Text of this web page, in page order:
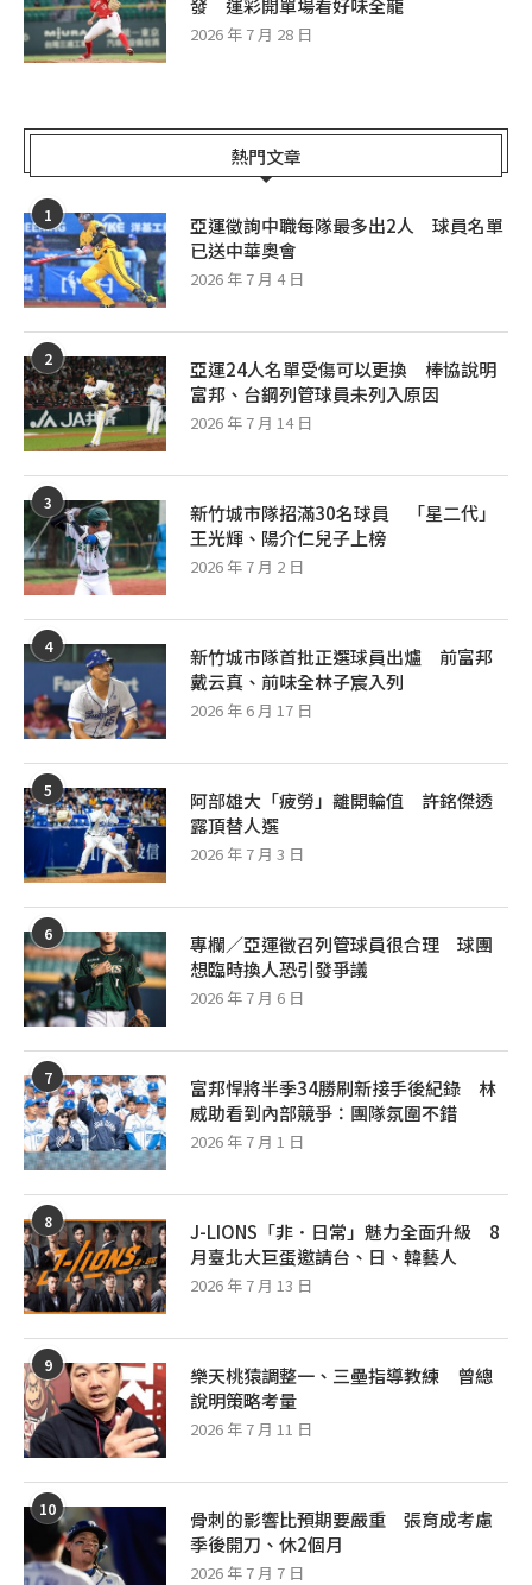
2026 年 7 月 28 日
熱門文章
1
亞運徵詢中職每隊最多出2人 球員名單
已送中華奧會
2026 年 7 月 4 日
2
亞運24人名單受傷可以更換 棒協說明
富邦、台鋼列管球員未列入原因
2026 年 7 月 14 日
3
新竹城市隊招滿30名球員 「星二代」
王光輝、陽介仁兒子上榜
2026 年 7 月 2 日
4
新竹城市隊首批正選球員出爐 前富邦
戴云真、前味全林子宸入列
2026 年 6 月 17 日
5
阿部雄大「疲勞」離開輪值 許銘傑透
露頂替人選
2026 年 7 月 3 日
6
專欄／亞運徵召列管球員很合理 球團
想臨時換人恐引發爭議
2026 年 7 月 6 日
7
富邦悍將半季34勝刷新接手後紀錄 林
威助看到內部競爭：團隊氛圍不錯
2026 年 7 月 1 日
8
J-LIONS「非．日常」魅力全面升級 8
月臺北大巨蛋邀請台、日、韓藝人
2026 年 7 月 13 日
9
樂天桃猿調整一、三壘指導教練 曾總
說明策略考量
2026 年 7 月 11 日
10
骨刺的影響比預期要嚴重 張育成考慮
季後開刀、休2個月
2026 年 7 月 7 日